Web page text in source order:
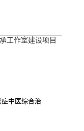
工作室建设项目